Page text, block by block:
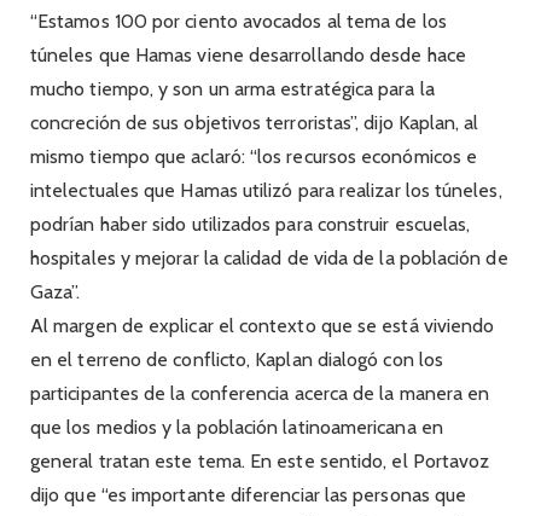
“Estamos 100 por ciento avocados al tema de los
túneles que Hamas viene desarrollando desde hace
mucho tiempo, y son un arma estratégica para la
concreción de sus objetivos terroristas”, dijo Kaplan, al
mismo tiempo que aclaró: “los recursos económicos e
intelectuales que Hamas utilizó para realizar los túneles,
podrían haber sido utilizados para construir escuelas,
hospitales y mejorar la calidad de vida de la población de
Gaza”.
Al margen de explicar el contexto que se está viviendo
en el terreno de conflicto, Kaplan dialogó con los
participantes de la conferencia acerca de la manera en
que los medios y la población latinoamericana en
general tratan este tema. En este sentido, el Portavoz
dijo que “es importante diferenciar las personas que